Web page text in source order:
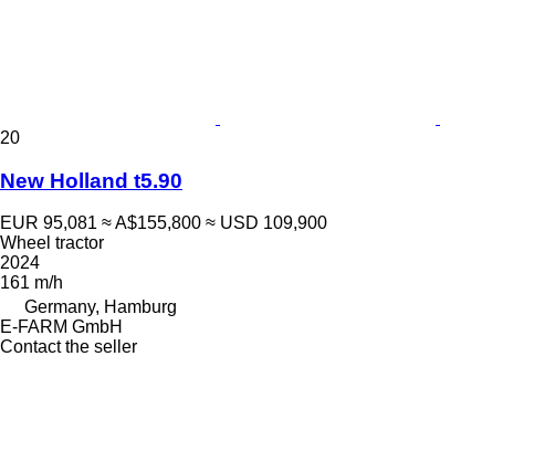
20
New Holland t5.90
EUR 95,081 ≈ A$155,800 ≈ USD 109,900
Wheel tractor
2024
161 m/h
Germany, Hamburg
E-FARM GmbH
Contact the seller